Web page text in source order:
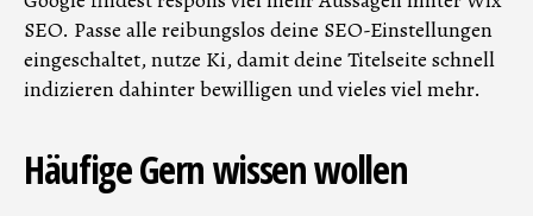
SEO. Passe alle reibungslos deine SEO-Einstellungen
eingeschaltet, nutze Ki, damit deine Titelseite schnell
indizieren dahinter bewilligen und vieles viel mehr.
Häufige Gern wissen wollen